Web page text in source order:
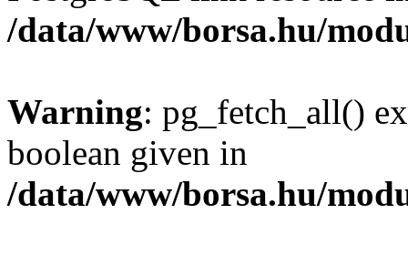
/data/www/borsa.hu/
Warning: pg_fetch_all()
boolean given in
/data/www/borsa.hu/